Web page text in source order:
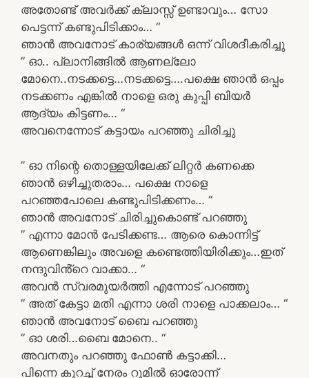
അതോണ്ട് അവർക്ക് ക്ലാസ്സ് ഉണ്ടാവും… സോ
പെട്ടന്ന് കണ്ടുപിടിക്കാം… “
ഞാൻ അവനോട് കാര്യങ്ങൾ ഒന്ന് വിശദീകരിച്ചു
” ഓ.. പ്ലാനിങ്ങിൽ ആണല്ലോ
മോനെ..നടക്കട്ടെ…നടക്കട്ടെ….പക്ഷെ ഞാൻ ഒപ്പം
നടക്കണം എങ്കിൽ നാളെ ഒരു കുപ്പി ബിയർ
ആദ്യം കിട്ടണം… “
അവനെന്നോട് കട്ടായം പറഞ്ഞു ചിരിച്ചു
” ഓ നിന്റെ തൊള്ളയിലേക്ക് ലിറ്റർ കണക്കെ
ഞാൻ ഒഴിച്ചുതരാം… പക്ഷെ നാളെ
പറഞ്ഞപോലെ കണ്ടുപിടിക്കണം… “
ഞാൻ അവനോട് ചിരിച്ചുകൊണ്ട് പറഞ്ഞു
” എന്നാ മോൻ പേടിക്കണ്ട… ആരെ കൊന്നിട്ട്
ആണെങ്കിലും അവളെ കണ്ടെത്തിയിരിക്കും…ഇത്
നന്ദുവിൻ്റെ വാക്കാ… “
അവൻ സ്വരമുയർത്തി എന്നോട് പറഞ്ഞു
” അത് കേട്ടാ മതി എന്നാ ശരി നാളെ പാക്കലാം… “
ഞാൻ അവനോട് ബൈ പറഞ്ഞു
” ഓ ശരി…ബൈ മോനെ.. “
അവനതും പറഞ്ഞു ഫോൺ കട്ടാക്കി…
പിന്നെ കുറച്ച് നേരം റൂമിൽ ഓരോന്ന്